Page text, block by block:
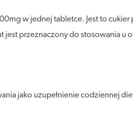
w jednej tabletce. Jest to
przeznaczony do stosowania u
jako uzupełnienie codziennej